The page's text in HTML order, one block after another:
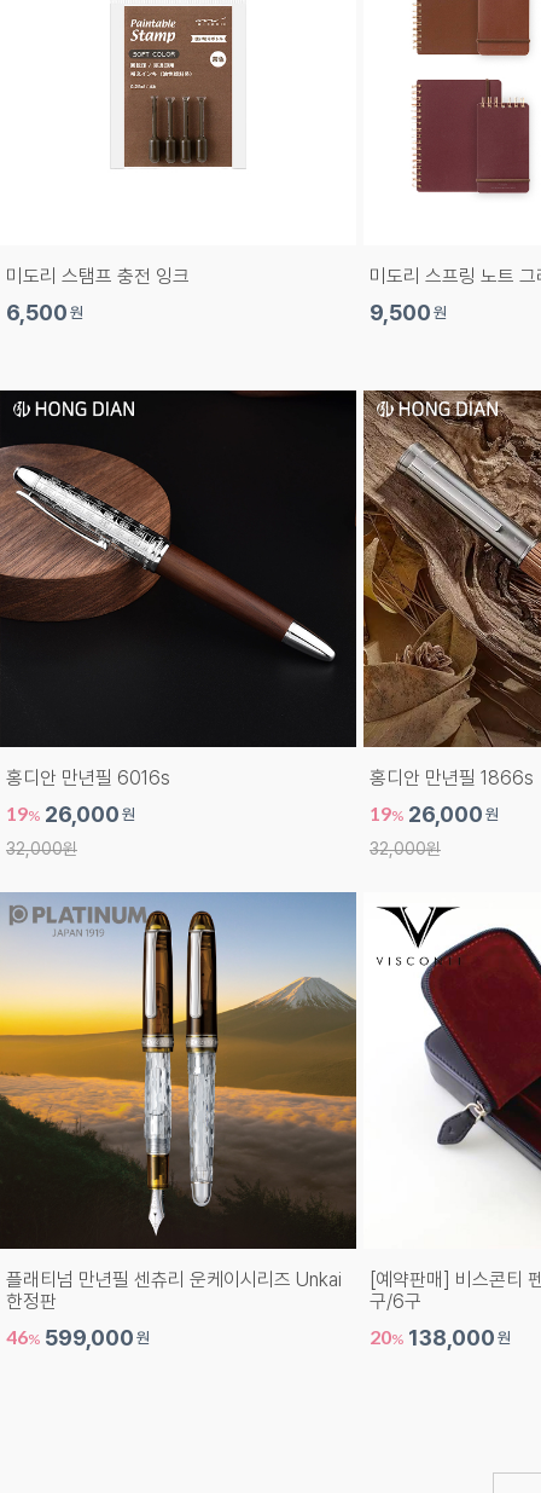
미도리 스탬프 충전 잉크
6,500 원
미도리 스프링 노트
9,500 원
홍디안 만년필 6016s
19% 26,000 원
32,000원
홍디안 만년필 1866s
19% 26,000 원
32,000원
플래티넘 만년필 센츄리 운케이시리즈 Unkai
한정판
46% 599,000 원
[예약판매] 비스콘티
구/6구
20% 138,000 원